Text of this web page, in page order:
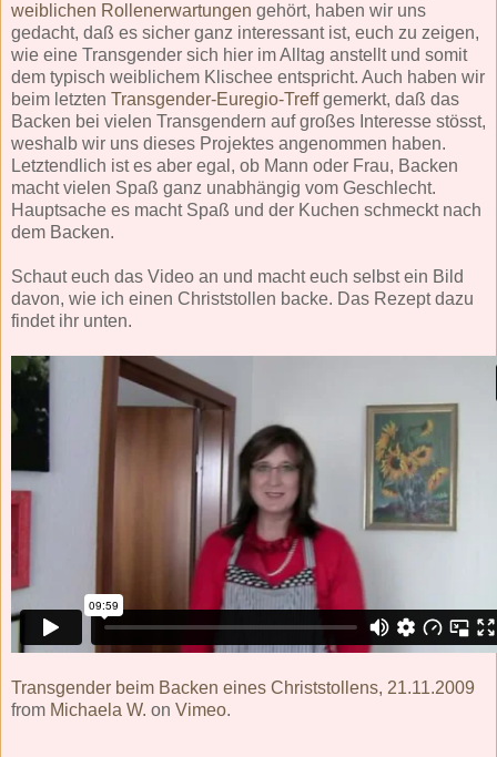
weiblichen Rollenerwartungen gehört, haben wir uns
gedacht, daß es sicher ganz interessant ist, euch zu zeigen,
wie eine Transgender sich hier im Alltag anstellt und somit
dem typisch weiblichem Klischee entspricht. Auch haben wir
beim letzten Transgender-Euregio-Treffgemerkt, daß das
Backen bei vielen Transgendern auf großes Interesse stösst,
weshalb wir uns dieses Projektes angenommen haben.
Letztendlich ist es aber egal, ob Mann oder Frau, Backen
macht vielen Spaß ganz unabhängig vom Geschlecht.
Hauptsache es macht Spaß und der Kuchen schmeckt nach
dem Backen.
Schaut euch das Video an und macht euch selbst ein Bild
davon, wie ich einen Christstollen backe. Das Rezept dazu
findet ihr unten.
Transgender beim Backen eines Christstollens, 21.11.2009
from Michaela W. on Vimeo.